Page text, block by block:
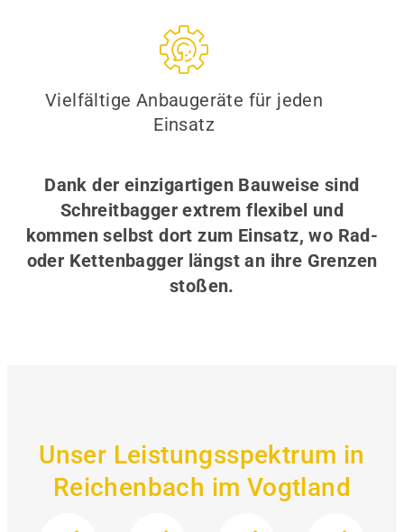
Dank der einzigartigen Bauweise sind
Schreitbagger extrem flexibel und
kommen selbst dort zum Einsatz, wo Rad-
oder Kettenbagger längst an ihre Grenzen
stoßen.
Vielfältige Anbaugeräte für jeden
Einsatz
Unser Leistungsspektrum in
Reichenbach im Vogtland